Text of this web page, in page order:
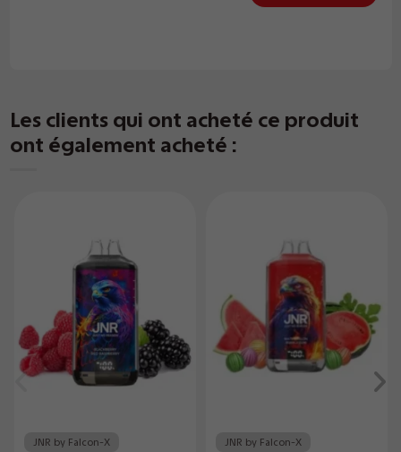
Les clients qui ont acheté ce produit
ont également acheté :
JNR by Falcon-X JNR by Falcon-X